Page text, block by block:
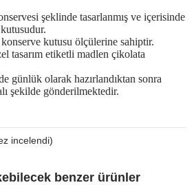
şeklinde tasarlanmış ve içerisinde
kutusu ölçülerine sahiptir.
tasarım etiketli madlen çikolata
günlük olarak hazırlandıktan sonra
şekilde gönderilmektedir.
incelendi)
benzer ürünler